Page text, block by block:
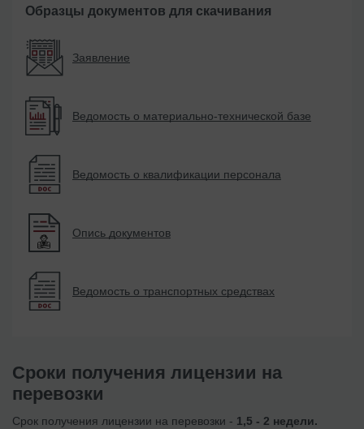
Образцы документов для скачивания
Заявление
Ведомость о материально-технической базе
Ведомость о квалификации персонала
Опись документов
Ведомость о транспортных средствах
Сроки получения лицензии на
перевозки
Срок получения лицензии на перевозки - 1,5 - 2 недели.